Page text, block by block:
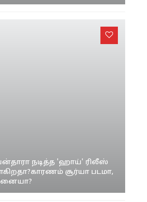
வெளியிட்ட ஏஜிஎஸ்...!
நடித்த 'ஹாய்' ரிலீஸ்
சூர்யா படமா,